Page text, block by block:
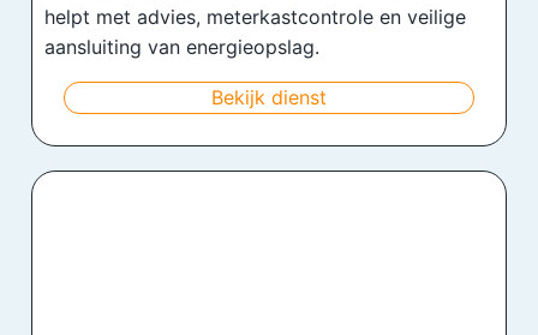
helpt met advies, meterkastcontrole en veilige
aansluiting van energieopslag.
Bekijk dienst